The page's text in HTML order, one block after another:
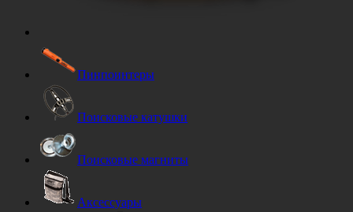
Пинпоинтеры
Поисковые катушки
Поисковые магниты
Аксессуары